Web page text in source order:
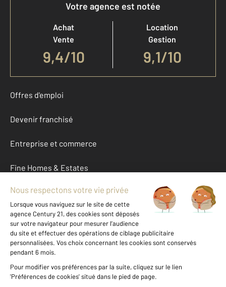
Votre agence est notée
Achat
Vente
9,4/10
Location
Gestion
9,1/10
Offres d'emploi
Devenir franchisé
Entreprise et commerce
Fine Homes & Estates
À propos
International
Nous contacter